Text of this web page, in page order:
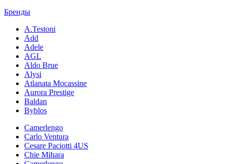
Бренды
A.Testoni
Add
Adele
AGL
Aldo Brue
Alysi
Atlanata Mocassine
Aurora Prestige
Baldan
Byblos
Camerlengo
Carlo Ventura
Cesare Paciotti 4US
Chie Mihara